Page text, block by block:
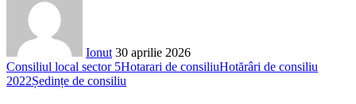
Ionut 30 aprilie 2026
Consiliul local sector 5Hotarari de consiliuHotărâri de consiliu
2022Ședințe de consiliu